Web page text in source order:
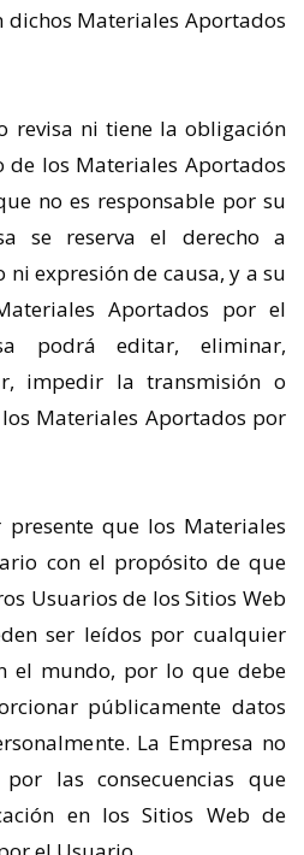
dichos Materiales Aportados
revisa ni tiene la obligación
de los Materiales Aportados
no es responsable por su
se reserva el derecho a
ni expresión de causa, y a su
Aportados por el
podrá editar, eliminar,
impedir la transmisión o
Materiales Aportados por
que los Materiales
con el propósito de que
Usuarios de los Sitios Web
ser leídos por cualquier
el mundo, por lo que debe
públicamente datos
La Empresa no
las consecuencias que
en los Sitios Web de